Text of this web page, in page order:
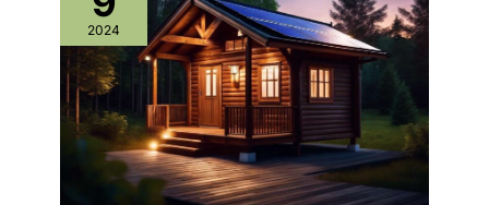
cellules et prolonge la
durée de vie de la
batterie ; 2. Stockez la
batterie dans un endroit
frais et sec, à l’abri des
températures extrêmes,
afin de prolonger sa
durée de vie ; 3. N’utilisez
pas ces batteries avec
L’ensemble inclut 3
pinceaux de tailles
différentes : un pinceau
de 1, 1.5 et 2 pouce large.
Cette variété offre une
flexibilité optimale pour
choisir l’outil le mieux
adapté à chaque projet.
2024